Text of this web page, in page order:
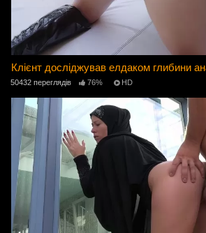
Клієнт досліджував елдаком глибини
50432 переглядів 76% HD